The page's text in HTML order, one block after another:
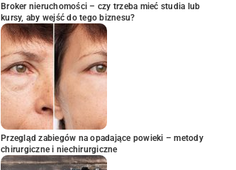
Broker nieruchomości – czy trzeba mieć studia lub
kursy, aby wejść do tego biznesu?
Przegląd zabiegów na opadające powieki – metody
chirurgiczne i niechirurgiczne